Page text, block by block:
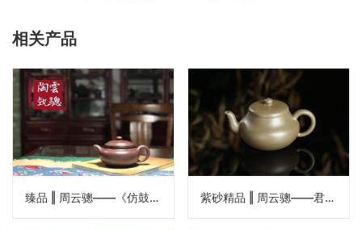
相关产品
臻品 ‖ 周云骢——《仿鼓壶》 紫砂精品 ‖ 周云骢——君德壶